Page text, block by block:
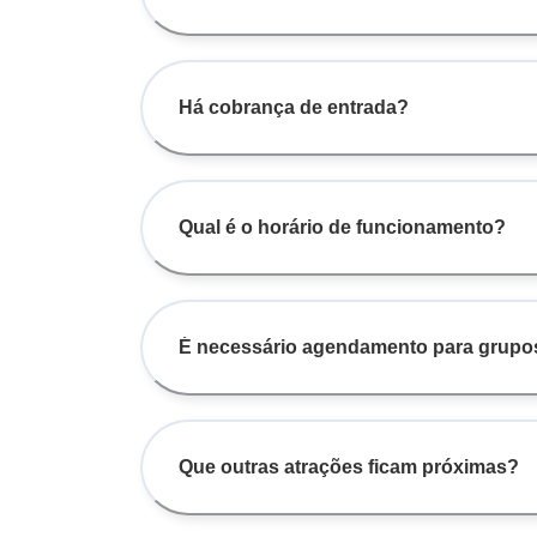
Há cobrança de entrada?
Qual é o horário de funcionamento?
É necessário agendamento para
Que outras atrações ficam próximas?